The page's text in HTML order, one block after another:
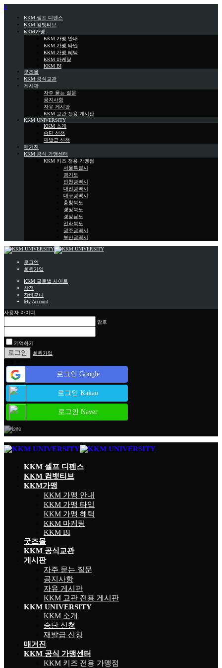
0
KKM 셀프 디펜스
KKM 컴뱃티브
KKM가맹
KKM 가맹 안내
KKM 가맹 타입
KKM 가맹 혜택
KKM 마케팅
KKM BI
굿즈몰
KKM 공식교관
게시판
자주 묻는 질문
공지사항
자유 게시판
KKM 교관 전용 게시판
KKM UNIVERSITY
KKM 소개
승단 신청
재발급 신청
매거진
KKM 공식 가맹센터
KKM 키즈 전용 가맹점
서울특별시
경기도
인천광역시
대전광역시
대구광역시
충청북도
경상북도
경상남도
전라북도
광주광역시
부산광역시
로그인
회원가입
KKM 글로벌 사이트
상점
장바구니
My Account
사용자 아이디
암호
기억하기
회원가입
로그인 Google
로그인 Kakao
로그인 Naver
KKM 셀프 디펜스
KKM 컴뱃티브
KKM가맹
KKM 가맹 안내
KKM 가맹 타입
KKM 가맹 혜택
KKM 마케팅
KKM BI
굿즈몰
KKM 공식교관
게시판
자주 묻는 질문
공지사항
자유 게시판
KKM 교관 전용 게시판
KKM UNIVERSITY
KKM 소개
승단 신청
재발급 신청
매거진
KKM 공식 가맹센터
KKM 키즈 전용 가맹점